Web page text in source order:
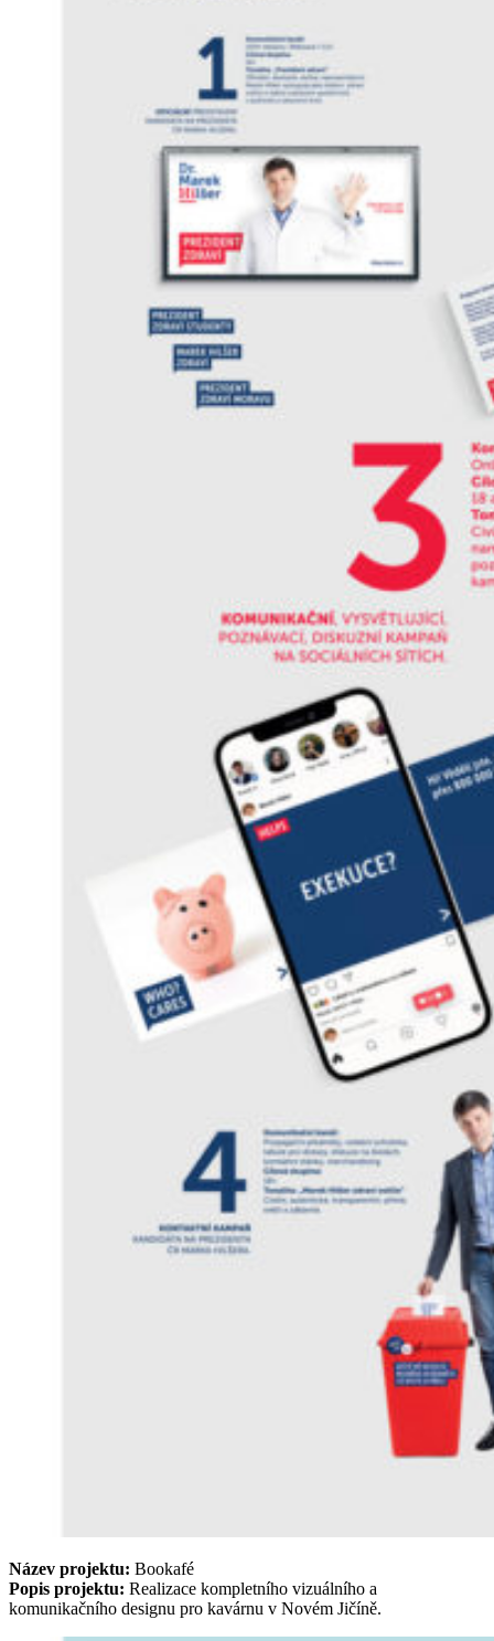
Název projektu: Bookafé
Popis projektu: Realizace kompletního vizuálního a
komunikačního designu pro kavárnu v Novém Jičíně.